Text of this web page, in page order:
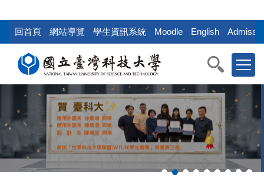
到
回首頁 網站導覽 學生資訊系統 Moodle English